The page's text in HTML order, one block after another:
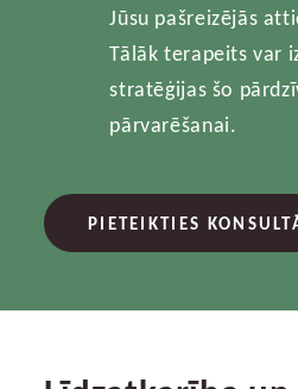
Jūsu pašreizējās
Tālāk terapeits var
stratēģijas šo
pārvarēšanai.
PIETEIKTIES